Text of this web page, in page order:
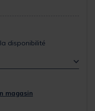
disponibilité
magasin